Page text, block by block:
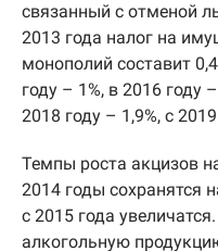
связанный с отменой
2013 года налог на
монополий составит
году – 1%, в 2016 году
2018 году – 1,9%, с
Темпы роста акцизов
2014 годы сохранятся
с 2015 года
алкогольную